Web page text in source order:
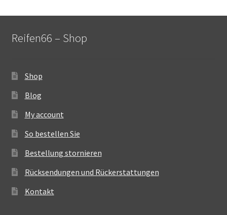
Reifen66 – Shop
Shop
Blog
My account
So bestellen Sie
Bestellung stornieren
Rücksendungen und Rückerstattungen
Kontakt